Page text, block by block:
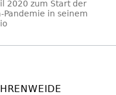
2020 zum Start der
in seinem